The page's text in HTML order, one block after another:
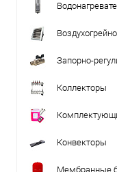
Запорно-
Коллекторы
Конвекторы
Мембранные